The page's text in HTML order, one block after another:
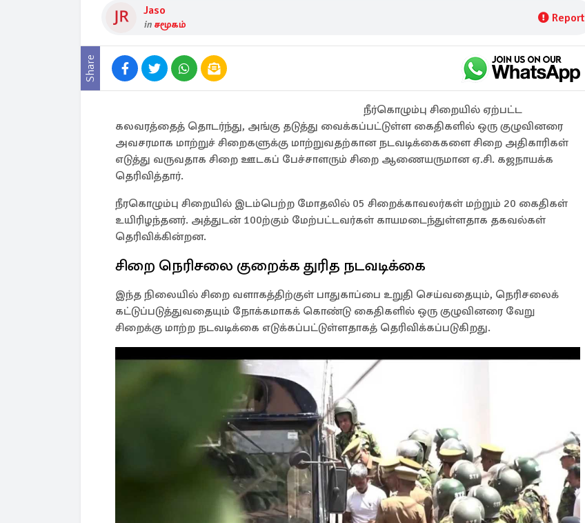
Jaso
in சமூகம் Report
Share
நீர்கொழும்பு சிறையில் ஏற்பட்ட
கலவரத்தைத் தொடர்ந்து, அங்கு தடுத்து வைக்கப்பட்டுள்ள கைதிகளில் ஒரு குழுவினரை
அவசரமாக மாற்றுச் சிறைகளுக்கு மாற்றுவதற்கான நடவடிக்கைகளை சிறை அதிகாரிகள்
எடுத்து வருவதாக சிறை ஊடகப் பேச்சாளரும் சிறை ஆணையருமான ஏ.சி. கஜநாயக்க
தெரிவித்தார்.
நீரகொழும்பு சிறையில் இடம்பெற்ற மோதலில் 05 சிறைக்காவலர்கள் மற்றும் 20 கைதிகள்
உயிரிழந்தனர். அத்துடன் 100ற்கும் மேற்பட்டவர்கள் காயமடைந்துள்ளதாக தகவல்கள்
தெரிவிக்கின்றன.
சிறை நெரிசலை குறைக்க துரித நடவடிக்கை
இந்த நிலையில் சிறை வளாகத்திற்குள் பாதுகாப்பை உறுதி செய்வதையும், நெரிசலைக்
கட்டுப்படுத்துவதையும் நோக்கமாகக் கொண்டு கைதிகளில் ஒரு குழுவினரை வேறு
சிறைக்கு மாற்ற நடவடிக்கை எடுக்கப்பட்டுள்ளதாகத் தெரிவிக்கப்படுகிறது.